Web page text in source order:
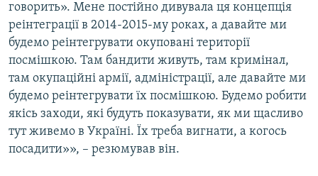
говорить». Мене постійно дивувала ця концепція
реінтеграції в 2014-2015-му роках, а давайте ми
будемо реінтегрувати окуповані території
посмішкою. Там бандити живуть, там кримінал,
там окупаційні армії, адміністрації, але давайте ми
будемо реінтегрувати їх посмішкою. Будемо робити
якісь заходи, які будуть показувати, як ми щасливо
тут живемо в Україні. Їх треба вигнати, а когось
посадити»», – резюмував він.